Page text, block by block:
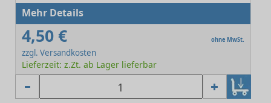
Mehr Details
4,50 € ohne MwSt.
zzgl. Versandkosten
Lieferzeit: z.Zt. ab Lager lieferbar